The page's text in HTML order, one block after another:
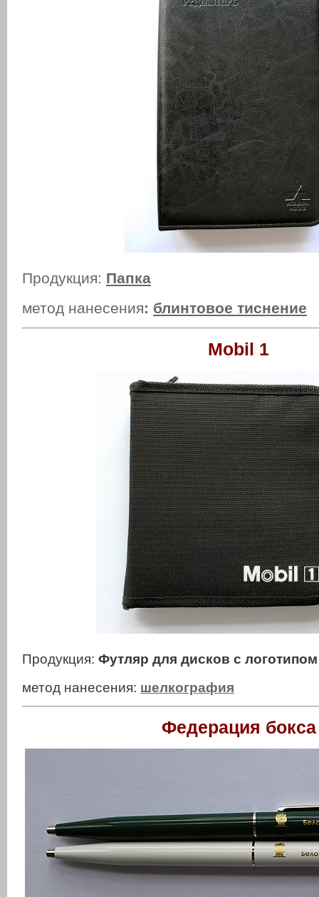
Продукция: Папка
метод нанесения: блинтовое тиснение
Mobil 1
Продукция: Футляр для дисков с логотипом
метод нанесения: шелкография
Федерация бокса